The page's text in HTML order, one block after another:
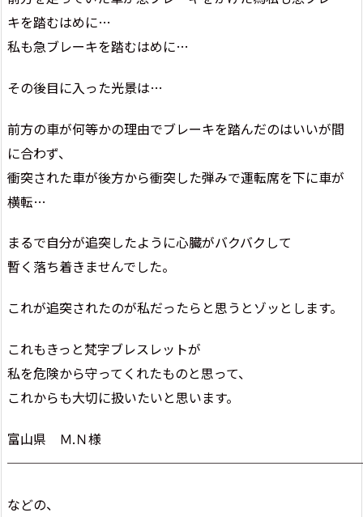
キを踏むはめに…
私も急ブレーキを踏むはめに…
その後目に入った光景は…
前方の車が何等かの理由でブレーキを踏んだのはいいが間
に合わず、
衝突された車が後方から衝突した弾みで運転席を下に車が
横転…
まるで自分が追突したように心臓がバクバクして
暫く落ち着きませんでした。
これが追突されたのが私だったらと思うとゾッとします。
これもきっと梵字ブレスレットが
私を危険から守ってくれたものと思って、
これからも大切に扱いたいと思います。
富山県 Ｍ.Ｎ様
などの、